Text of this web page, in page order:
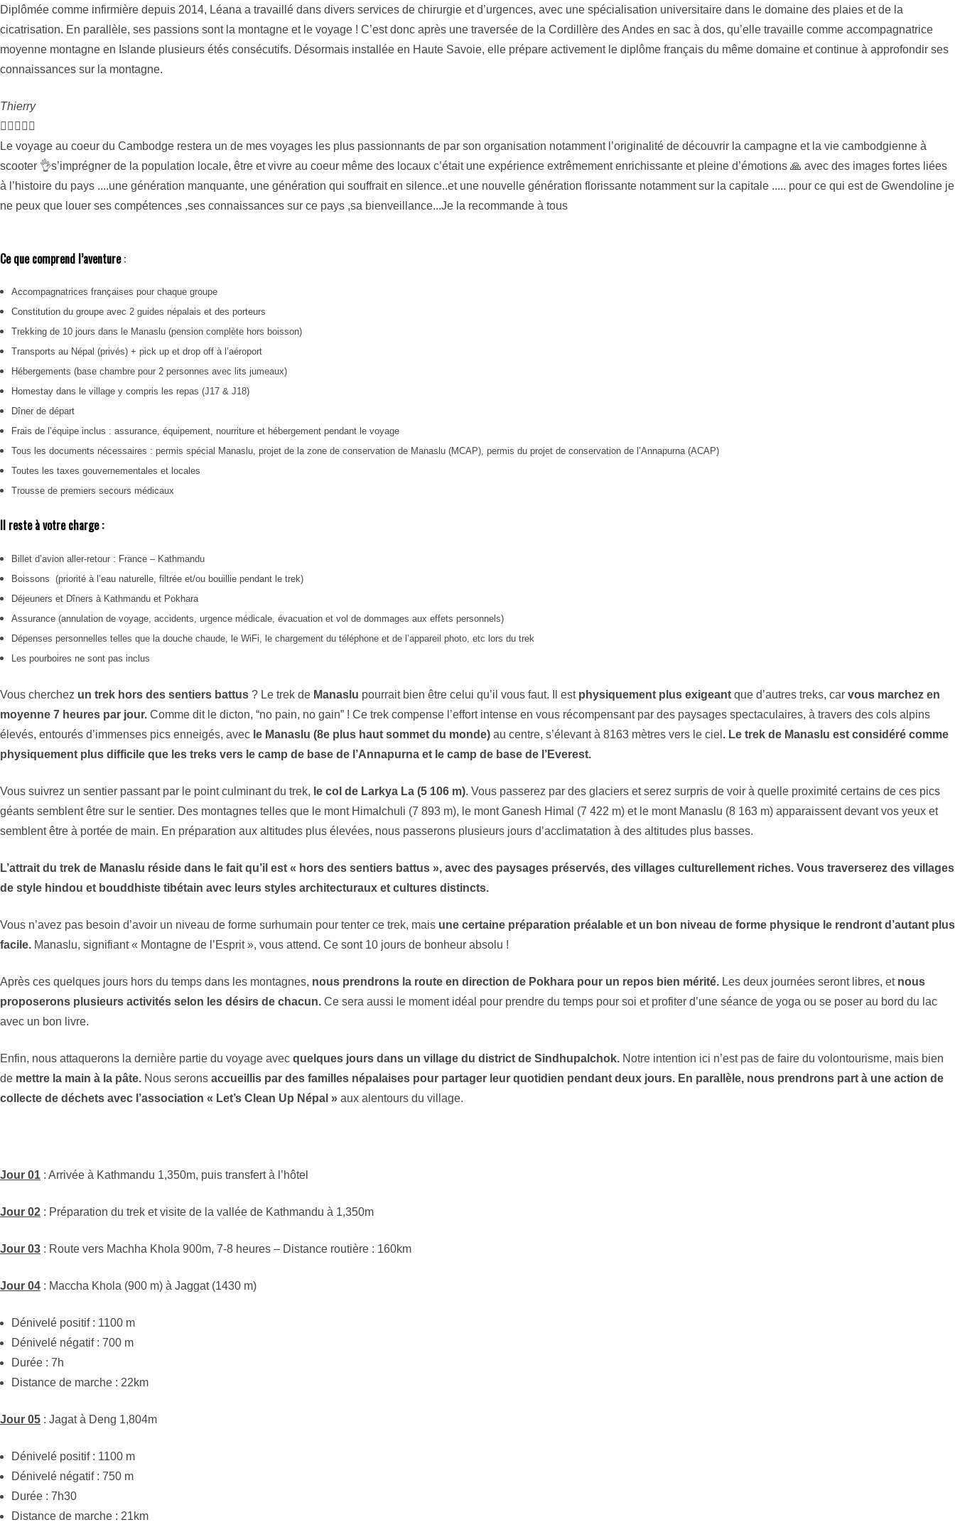
Diplômée comme infirmière depuis 2014, Léana a travaillé dans divers services de chirurgie et d’urgences, avec une spécialisation universitaire dans le domaine des plaies et de la
cicatrisation. En parallèle, ses passions sont la montagne et le voyage ! C’est donc après une traversée de la Cordillère des Andes en sac à dos, qu’elle travaille comme accompagnatrice
moyenne montagne en Islande plusieurs étés consécutifs. Désormais installée en Haute Savoie, elle prépare activement le diplôme français du même domaine et continue à approfondir ses
connaissances sur la montagne.
Thierry
    
Le voyage au coeur du Cambodge restera un de mes voyages les plus passionnants de par son organisation notamment l’originalité de découvrir la campagne et la vie cambodgienne à
scooter 👌s’imprégner de la population locale, être et vivre au coeur même des locaux c’était une expérience extrêmement enrichissante et pleine d’émotions 🙏 avec des images fortes liées
à l’histoire du pays ....une génération manquante, une génération qui souffrait en silence..et une nouvelle génération florissante notamment sur la capitale ..... pour ce qui est de Gwendoline je
ne peux que louer ses compétences ,ses connaissances sur ce pays ,sa bienveillance...Je la recommande à tous
Ce que comprend l’aventure:
Accompagnatrices françaises pour chaque groupe
Constitution du groupe avec 2 guides népalais et des porteurs
Trekking de 10 jours dans le Manaslu (pension complète hors boisson)
Transports au Népal (privés) + pick up et drop off à l’aéroport
Hébergements (base chambre pour 2 personnes avec lits jumeaux)
Homestay dans le village y compris les repas (J17 & J18)
Dîner de départ
Frais de l’équipe inclus : assurance, équipement, nourriture et hébergement pendant le voyage
Tous les documents nécessaires : permis spécial Manaslu, projet de la zone de conservation de Manaslu (MCAP), permis du projet de conservation de l’Annapurna (ACAP)
Toutes les taxes gouvernementales et locales
Trousse de premiers secours médicaux
Il reste à votre charge :
Billet d’avion aller-retour : France – Kathmandu
Boissons (priorité à l’eau naturelle, filtrée et/ou bouillie pendant le trek)
Déjeuners et Dîners à Kathmandu et Pokhara
Assurance (annulation de voyage, accidents, urgence médicale, évacuation et vol de dommages aux effets personnels)
Dépenses personnelles telles que la douche chaude, le WiFi, le chargement du téléphone et de l’appareil photo, etc lors du trek
Les pourboires ne sont pas inclus
Vous cherchez un trek hors des sentiers battus ? Le trek de Manaslu pourrait bien être celui qu’il vous faut. Il est physiquement plus exigeant que d’autres treks, car vous marchez en
moyenne 7 heures par jour. Comme dit le dicton, “no pain, no gain” ! Ce trek compense l’effort intense en vous récompensant par des paysages spectaculaires, à travers des cols alpins
élevés, entourés d’immenses pics enneigés, avec le Manaslu (8e plus haut sommet du monde) au centre, s’élevant à 8163 mètres vers le ciel . Le trek de Manaslu est considéré comme
physiquement plus difficile que les treks vers le camp de base de l’Annapurna et le camp de base de l’Everest.
Vous suivrez un sentier passant par le point culminant du trek, le col de Larkya La (5 106 m). Vous passerez par des glaciers et serez surpris de voir à quelle proximité certains de ces pics
géants semblent être sur le sentier. Des montagnes telles que le mont Himalchuli (7 893 m), le mont Ganesh Himal (7 422 m) et le mont Manaslu (8 163 m) apparaissent devant vos yeux et
semblent être à portée de main. En préparation aux altitudes plus élevées, nous passerons plusieurs jours d’acclimatation à des altitudes plus basses.
L’attrait du trek de Manaslu réside dans le fait qu’il est « hors des sentiers battus », avec des paysages préservés, des villages culturellement riches. Vous traverserez des villages
de style hindou et bouddhiste tibétain avec leurs styles architecturaux et cultures distincts.
Vous n’avez pas besoin d’avoir un niveau de forme surhumain pour tenter ce trek, mais une certaine préparation préalable et un bon niveau de forme physique le rendront d’autant plus
facile. Manaslu, signifiant « Montagne de l’Esprit », vous attend. Ce sont 10 jours de bonheur absolu !
Après ces quelques jours hors du temps dans les montagnes, nous prendrons la route en direction de Pokhara pour un repos bien mérité. Les deux journées seront libres, etnous
proposerons plusieurs activités selon les désirs de chacun. Ce sera aussi le moment idéal pour prendre du temps pour soi et profiter d’une séance de yoga ou se poser au bord du lac
avec un bon livre.
Enfin, nous attaquerons la dernière partie du voyage avec quelques jours dans un village du district de Sindhupalchok. Notre intention ici n’est pas de faire du volontourisme, mais bien
de mettre la main à la pâte. Nous serons accueillis par des familles népalaises pour partager leur quotidien pendant deux jours. En parallèle, nous prendrons part à une action de
collecte de déchets avec l’association « Let’s Clean Up Népal » aux alentours du village.
Jour 01 : Arrivée à Kathmandu 1,350m, puis transfert à l’hôtel
Jour 02 : Préparation du trek et visite de la vallée de Kathmandu à 1,350m
Jour 03 : Route vers Machha Khola 900m, 7-8 heures – Distance routière : 160km
Jour 04 : Maccha Khola (900 m) à Jaggat (1430 m)
Dénivelé positif : 1100 m
Dénivelé négatif : 700 m
Durée : 7h
Distance de marche : 22km
Jour 05 : Jagat à Deng 1,804m
Dénivelé positif : 1100 m
Dénivelé négatif : 750 m
Durée : 7h30
Distance de marche : 21km